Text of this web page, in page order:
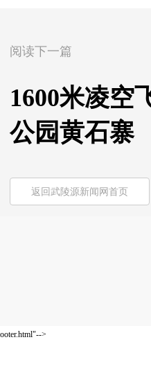
阅读下一篇
1600米凌空
公园黄石寨
返回武陵源新闻网首页
ooter.html"-->